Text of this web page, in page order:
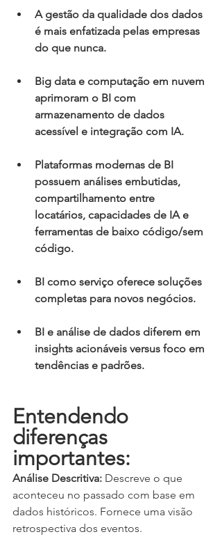
A gestão da qualidade dos dados
é mais enfatizada pelas empresas
do que nunca.
Big data e computação em nuvem
aprimoram o BI com
armazenamento de dados
acessível e integração com IA.
Plataformas modernas de BI
possuem análises embutidas,
compartilhamento entre
locatários, capacidades de IA e
ferramentas de baixo código/sem
código.
BI como serviço oferece soluções
completas para novos negócios.
BI e análise de dados diferem em
insights acionáveis versus foco em
tendências e padrões.
Entendendo
diferenças
importantes:
Análise Descritiva: Descreve o que
aconteceu no passado com base em
dados históricos. Fornece uma visão
retrospectiva dos eventos.